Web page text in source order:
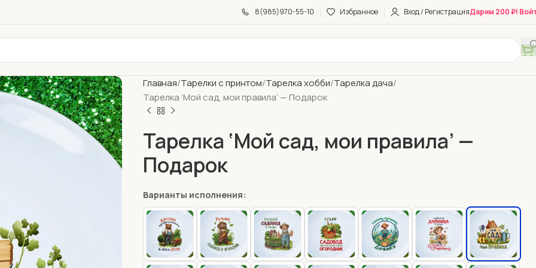
8(985)970-55-10 Избранное Вход / РегистрацияДарим 200 ₽!
Главная Тарелки с принтом Тарелка хобби Тарелка дача
Тарелка ‘Мой сад, мои правила’ — Подарок
Тарелка ‘Мой сад, мои правила’ —
Подарок
Варианты исполнения: